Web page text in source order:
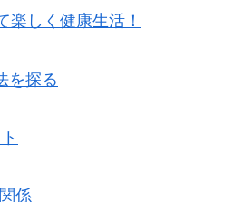
楽しく健康生活！
を探る
係